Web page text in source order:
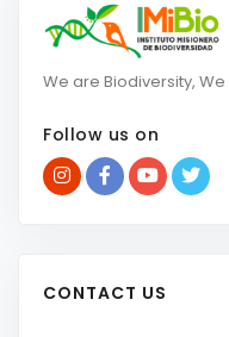
We are Biodiversity,
Follow us on
CONTACT US